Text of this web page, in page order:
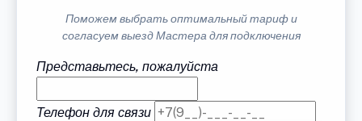
Поможем выбрать оптимальный тариф и
согласуем выезд Мастера для подключения
Представьтесь, пожалуйста
Телефон для связи